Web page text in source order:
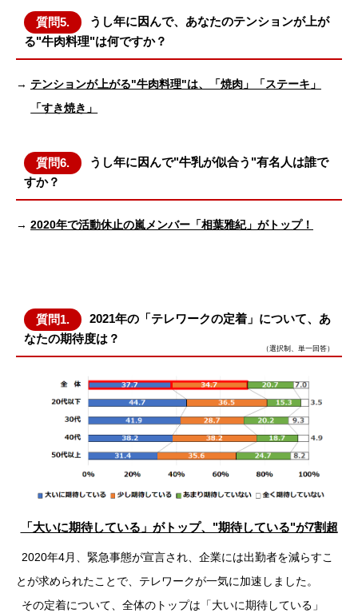
質問5.
うし年に因んで、あなたのテンションが上が
る"牛肉料理"は何ですか？
→ テンションが上がる"牛肉料理"は、「焼肉」「ステーキ」
「すき焼き」
質問6.
うし年に因んで"牛乳が似合う"有名人は誰で
すか？
→ 2020年で活動休止の嵐メンバー「相葉雅紀」がトップ！
質問1.
2021年の「テレワークの定着」について、あ
なたの期待度は？
（選択制、単一回答）
「大いに期待している」がトップ、"期待している"が7割超
2020年4月、緊急事態が宣言され、企業には出勤者を減らすこ
とが求められたことで、テレワークが一気に加速しました。
その定着について、全体のトップは「大いに期待している」